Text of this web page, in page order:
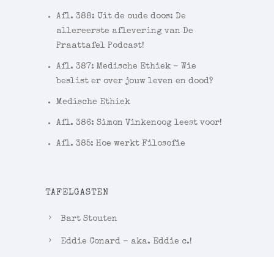
Afl. 388: Uit de oude doos: De
allereerste aflevering van De
Praattafel Podcast!
Afl. 387: Medische Ethiek – Wie
beslist er over jouw leven en dood?
Medische Ethiek
Afl. 386: Simon Vinkenoog leest voor!
Afl. 385: Hoe werkt Filosofie
TAFELGASTEN
Bart Stouten
Eddie Conard – aka. Eddie c.!